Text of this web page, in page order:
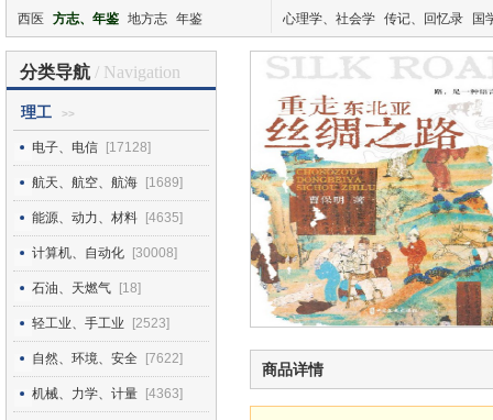
西医
方志、年鉴 地方志 年鉴
心理学、社会学 传记、回忆录 国
分类导航 / Navigation
理工 >>
电子、电信 [17128]
航天、航空、航海 [1689]
能源、动力、材料 [4635]
计算机、自动化 [30008]
石油、天燃气 [18]
轻工业、手工业 [2523]
自然、环境、安全 [7622]
机械、力学、计量 [4363]
商品详情